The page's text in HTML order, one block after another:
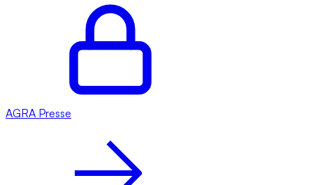
AGRA Presse